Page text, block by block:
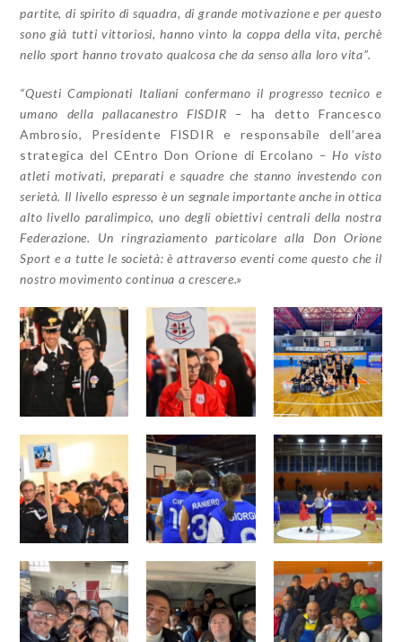
partite, di spirito di squadra, di grande motivazione e per questo
sono già tutti vittoriosi, hanno vinto la coppa della vita, perchè
nello sport hanno trovato qualcosa che da senso alla loro vita”.
“Questi Campionati Italiani confermano il progresso tecnico e
umano della pallacanestro FISDIR – ha detto Francesco
Ambrosio, Presidente FISDIR e responsabile dell’area
strategica del CEntro Don Orione di Ercolano –Ho visto
atleti motivati, preparati e squadre che stanno investendo con
serietà. Il livello espresso è un segnale importante anche in ottica
alto livello paralimpico, uno degli obiettivi centrali della nostra
Federazione. Un ringraziamento particolare alla Don Orione
Sport e a tutte le società: è attraverso eventi come questo che il
nostro movimento continua a crescere.»